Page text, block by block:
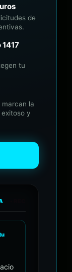
de
tu
la
y